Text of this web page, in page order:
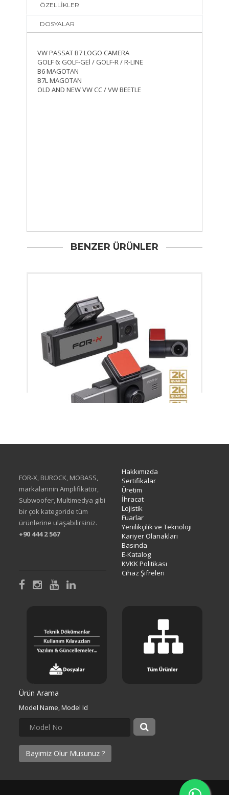
ÖZELLİKLER
DOSYALAR
VW PASSAT B7 LOGO CAMERA
GOLF 6: GOLF-GEl / GOLF-R / R-LINE
B6 MAGOTAN
B7L MAGOTAN
OLD AND NEW VW CC / VW BEETLE
BENZER ÜRÜNLER
FOR-X, BUROCK, MOBASS,
markalarinin Amplifikatör,
Subwoofer, Multimedya gibi
bir çok kategoride tüm
ürünlerine ulaşabilirsiniz.
+90 444 2 567
Hakkımızda
Sertifikalar
Üretim
İhracat
Lojistik
Fuarlar
Yenilikçilik ve Teknoloji
Kariyer Olanakları
Basında
E-Katalog
KVKK Politikası
Cihaz Şifreleri
Ürün Arama
Model Name, Model Id
Bayimiz Olur Musunuz ?